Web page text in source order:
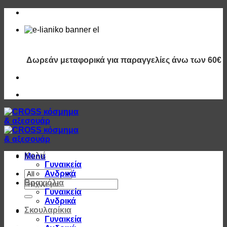
Μετάβαση
περιεχόμενο
Δωρεάν μεταφορικά για παραγγελίες άνω των 60€
Menu
Αναζήτηση
για:
Κολιέ
Γυναικεία
Ανδρικά
Βραχιόλια
Γυναικεία
Ανδρικά
Σκουλαρίκια
Γυναικεία